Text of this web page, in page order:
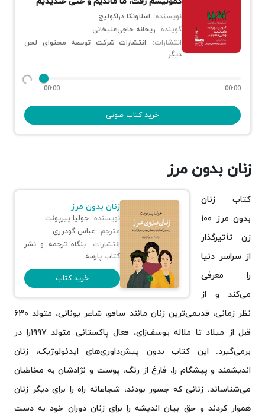
نویسنده: اسلاونکا دراکولیچ
گوینده: ریحانه حاجی‌علیخانی
انتشارات:
انتشارات شرکت توسعه محتوای لحن
دیگر
00:00 00:00
خرید کتاب صوتی
زنان بدون مرز
زنان بدون مرز
نویسنده: جولیا پیرپونت
مترجم: عباس گودرزی
انتشارات: بنگاه ترجمه و نشر
کتاب پارسه
خرید کتاب
کتاب زنان
بدون مرز ۱۰۰
زن تأثیرگذار
از سراسر دنیا
را معرفی
می‌کند و از
نظر زمانی، قدیمی‌ترین زنان مانند سافو، شاعر یونانی، متولد ۶۳۰
قبل از میلاد تا ملاله یوسف‌زای، فعال پاکستانی متولد ۱۹۹۷را در
بر‌می‌گیرد. این کتاب بدون پیش‌داوری‌های ایدئولوژیک، زنان
اندیشمند و پیشگام را، فارغ از رنگ، پوست و نژادشان به مخاطبان
می‌شناساند. زنانی که جسور بودند، شجاعانه راه را برای دیگر زنان
هموار کردند و حق بیان اندیشه را برای زنان دوران خود به دست